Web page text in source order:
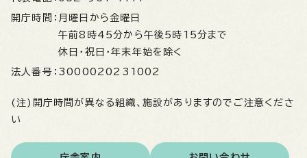
開庁時間： 月曜日から金曜日
午前8時45分から午後5時15分まで
休日・祝日・年末年始を除く
法人番号： 3000020231002
(注)開庁時間が異なる組織、施設がありますのでご注意くださ
い